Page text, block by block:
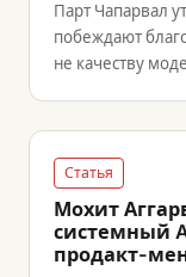
Парт Чапарвал
побеждают
не качеству
Статья
Мохит
системный
продакт-